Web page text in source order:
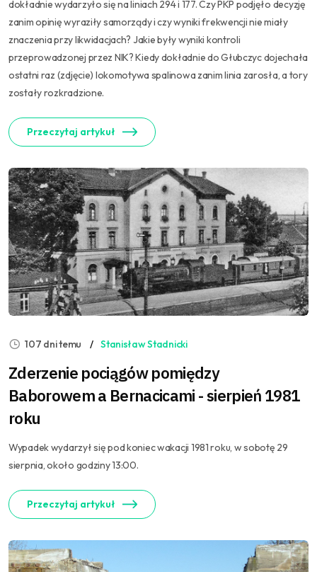
dokładnie wydarzyło się na liniach 294 i 177. Czy PKP podjęło decyzję
zanim opinię wyraziły samorządy i czy wyniki frekwencji nie miały
znaczenia przy likwidacjach? Jakie były wyniki kontroli
przeprowadzonej przez NIK? Kiedy dokładnie do Głubczyc dojechała
ostatni raz (zdjęcie) lokomotywa spalinowa zanim linia zarosła, a tory
zostały rozkradzione.
Przeczytaj artykuł
107 dni temu Stanisław Stadnicki
Zderzenie pociągów pomiędzy
Baborowem a Bernacicami - sierpień 1981
roku
Wypadek wydarzył się pod koniec wakacji 1981 roku, w sobotę 29
sierpnia, około godziny 13:00.
Przeczytaj artykuł